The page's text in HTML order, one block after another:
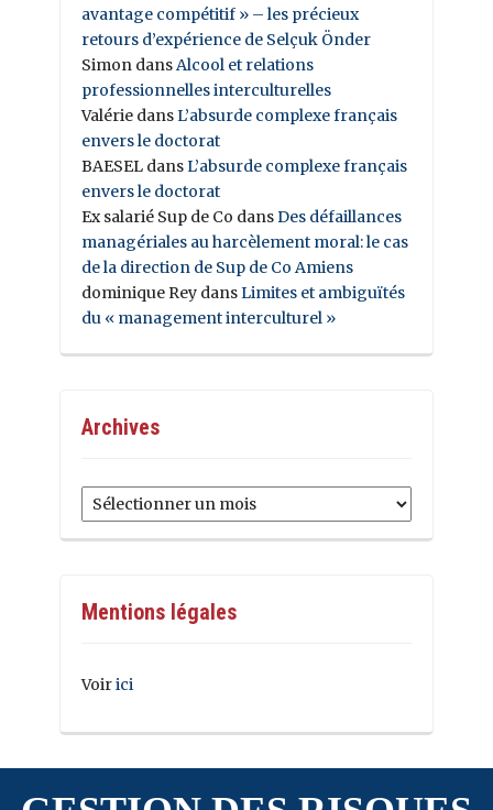
avantage compétitif » – les précieux
retours d’expérience de Selçuk Önder
Simon dans Alcool et relations
professionnelles interculturelles
Valérie dansL’absurde complexe français
envers le doctorat
BAESEL dansL’absurde complexe français
envers le doctorat
Ex salarié Sup de Co dans Des défaillances
managériales au harcèlement moral: le cas
de la direction de Sup de Co Amiens
dominique Rey dansLimites et ambiguïtés
du « management interculturel »
Archives
Archives
Mentions légales
Voirici